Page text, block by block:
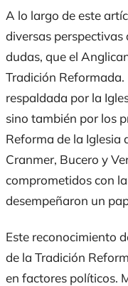
A lo largo de este
diversas
dudas, que el
Tradición
respaldada por la
sino también por los
Reforma de la Iglesia
Cranmer, Bucero y
comprometidos con
desempeñaron un
Este reconocimiento
de la Tradición
en factores políticos.